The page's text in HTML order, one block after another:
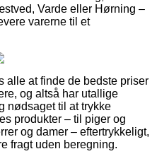
Varde eller Hørning –
varerne til et
alle at finde de bedste priser
og altså har utallige
nødsaget til at trykke
produkter – til piger og
og damer – eftertrykkeligt,
fragt uden beregning.